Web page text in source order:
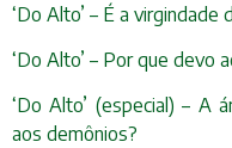
‘Do Alto’ – É a
‘Do Alto’ – Por que devo
‘Do Alto’ (especial) – A
aos demônios?